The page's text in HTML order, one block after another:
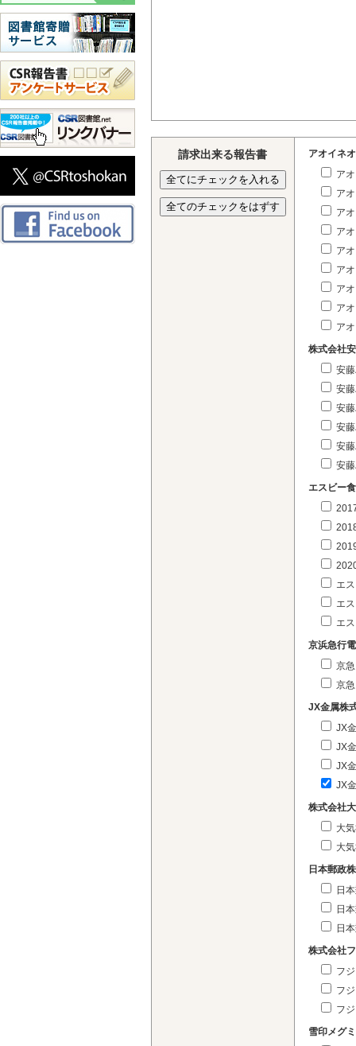
請求出来る報告書
アオイネ
ア
ア
ア
ア
ア
ア
ア
ア
ア
株式会社
安
安
安
安
安
安
エスビー
エ
エ
エ
京浜急行
京
京
JX金属株
JX
JX
JX
JX
株式会社
大
大
日本郵政
日
日
日
株式会社
フ
フ
フ
雪印メグ